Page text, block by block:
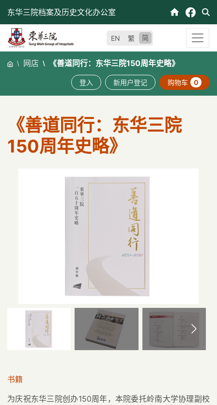
东华三院档案及历史文化办公室
EN 繁 简
网店 《善道同行：东华三院150周年史略》
登入 新用户登记 购物车 0
《善道同行：东华三院
150周年史略》
书籍
为庆祝东华三院创办150周年，本院委托岭南大学协理副校